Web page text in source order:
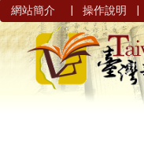
網站簡介 | 操作說明 |